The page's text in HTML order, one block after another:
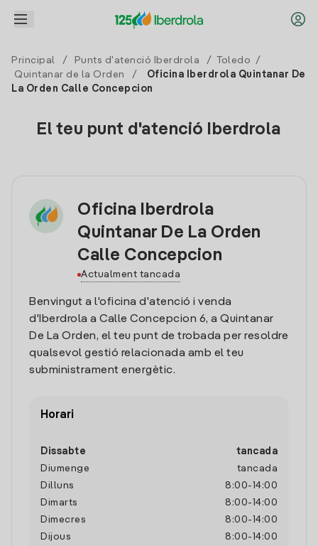
Principal / Punts d'atenció Iberdrola / Toledo
/
Quintanar de la Orden
/
Oficina Iberdrola Quintanar De
La Orden Calle Concepcion
El teu punt d'atenció Iberdrola
Oficina Iberdrola
Quintanar De La Orden
Calle Concepcion
Actualment tancada
Benvingut a l'oficina d'atenció i venda
d'Iberdrola a Calle Concepcion 6, a Quintanar
De La Orden, el teu punt de trobada per resoldre
qualsevol gestió relacionada amb el teu
subministrament energètic.
Horari
Dissabte
tancada
Diumenge
tancada
Dilluns
8:00- 14:00
Dimarts
8:00- 14:00
Dimecres
8:00- 14:00
Dijous
8:00- 14:00